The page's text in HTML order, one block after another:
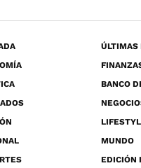
ÚLTIMAS
BANCO
MUNDO
EDICIÓN